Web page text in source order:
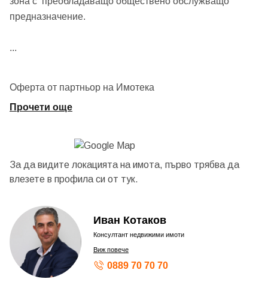
предназначение.
...
Оферта от партньор на Имотека
Прочети още
За да видите локацията на имота, първо трябва да
влезете в профила си от тук.
Иван Котаков
Консултант недвижими имоти
Виж повече
0889 70 70 70